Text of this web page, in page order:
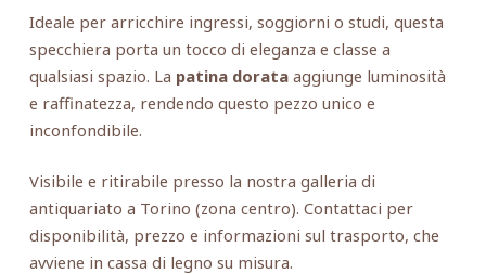
Ideale per arricchire ingressi, soggiorni o studi, questa
specchiera porta un tocco di eleganza e classe a
qualsiasi spazio. La patina dorataaggiunge luminosità
e raffinatezza, rendendo questo pezzo unico e
inconfondibile.
Visibile e ritirabile presso la nostra galleria di
antiquariato a Torino (zona centro). Contattaci per
disponibilità, prezzo e informazioni sul trasporto, che
avviene in cassa di legno su misura.